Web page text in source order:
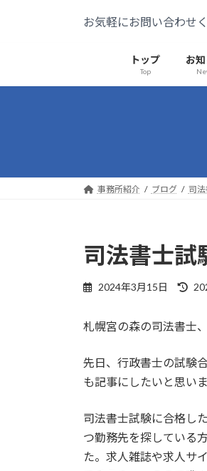
お気軽にお問い合わせ
トップ
Top
お
事務所紹介 ブログ 司
司法書士試
2024年3月15日
最
新
時
:
札幌宮の森の司法書士、
先日、行政書士の試験
も記事にしたいと思いま
司法書士試験に合格し
つ勤務先を探している
た。求人雑誌や求人サ